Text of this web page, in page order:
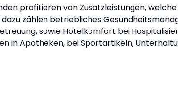
profitieren von Zusatzleistungen,
zählen betriebliches
sowie Hotelkomfort bei
in Apotheken, bei Sportartikeln,